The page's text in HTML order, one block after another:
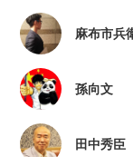
麻布市兵
孫向文
田中秀臣